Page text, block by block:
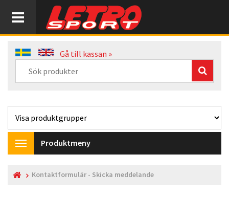
Gå till kassan »
Toggle
navigation
Produktmeny
Kontaktformulär - Skicka meddelande